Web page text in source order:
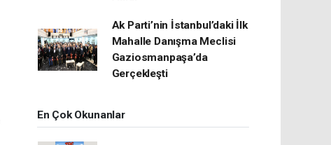
Ak Parti’nin İstanbul’daki İlk
Mahalle Danışma Meclisi
Gaziosmanpaşa’da
Gerçekleşti
En Çok Okunanlar